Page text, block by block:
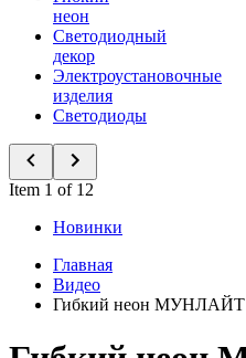
неон
Светодиодный
декор
Электроустановочные
изделия
Светодиоды
Item 1 of 12
Новинки
Главная
Видео
Гибкий неон МУНЛАЙТ